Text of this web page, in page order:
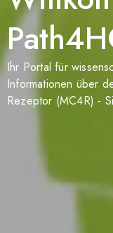
Ihr Portal für
Informationen über
Rezeptor (MC4R) -